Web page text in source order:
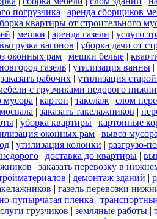
погрузчика | аренда сборщиков
квартиры от строительного
| мешки | аренда газели | услуги
выгрузка вагонов | уборка дачи от
оконных рам | мешки белые |
газель | утилизация ванны |
заказать рабочих | утилизация
с грузчиками недорого
мусора | картон | такелаж | слом
| заказать такелажников |
| уборка квартиры | картонные
оконных рам | вывоз
| утилизация колонки | разгрузо-
| доставка до квартиры |
| заказать перевозку в
| демонтаж зданий |
| газель перевозки
пупырчатая пленка |
грузчиков | земляные работы |